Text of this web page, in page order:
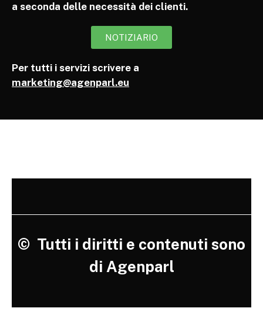
a seconda delle necessità dei clienti.
NOTIZIARIO
Per tutti i servizi scrivere a
marketing@agenparl.eu
© Tutti i diritti e contenuti sono
di Agenparl